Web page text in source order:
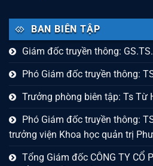
BAN BIÊN TẬP
Giám đốc truyền thông:
Phó Giám đốc truyền thông:
Trưởng phòng biên tập: Ts Từ
Phó Giám đốc truyền thông:
trưởng viện Khoa học quản trị
Tổng Giám đốc CÔNG TY CỔ